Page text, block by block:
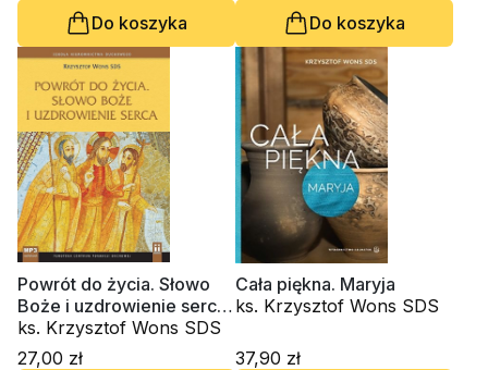
Do koszyka
Do koszyka
Powrót do życia. Słowo
Boże i uzdrowienie serca
(CD-audiobook)
ks. Krzysztof Wons SDS
27,00 zł
Cała piękna. Maryja
ks. Krzysztof Wons SDS
37,90 zł